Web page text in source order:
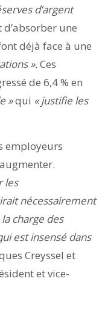
d’argent
une
déjà face à une
».Ces
de 6,4 % en
»qui « justifie les
employeurs
les
nécessairement
charge des
est insensé dans
Creyssel et
et vice-